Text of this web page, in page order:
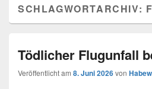
SCHLAGWORTARCHIV:
Tödlicher Flugunfall
Veröffentlicht am 8. Juni 2026von